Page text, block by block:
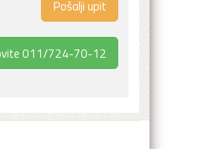
011/724-70-12